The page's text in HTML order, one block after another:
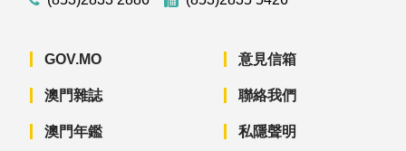
GOV.MO
澳門雜誌
澳門年鑑
意見信箱
聯絡我們
私隱聲明